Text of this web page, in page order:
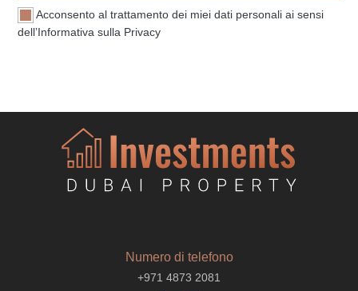
Acconsento al trattamento dei miei dati personali ai sensi
dell’Informativa sulla Privacy
Numero di telefono
+971 4873 2081